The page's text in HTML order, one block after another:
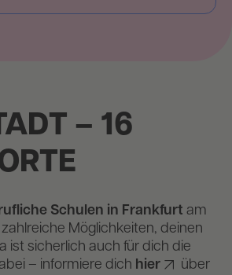
– 16
Schulen in Frankfurt am
Möglichkeiten, deinen
ist sicherlich auch für dich die
– informiere dich hier
über